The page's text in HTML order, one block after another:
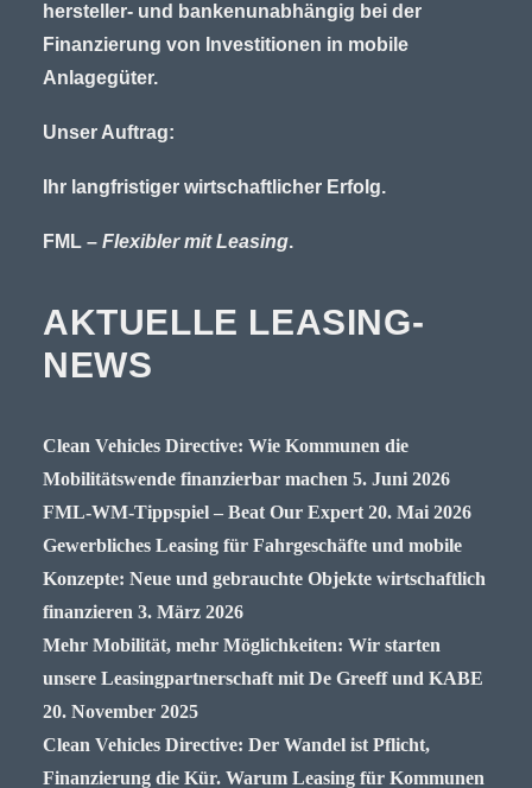
hersteller- und bankenunabhängig bei der
Finanzierung von Investitionen in mobile
Anlagegüter.
Unser Auftrag:
Ihr langfristiger wirtschaftlicher Erfolg.
FML – Flexibler mit Leasing.
AKTUELLE LEASING-
NEWS
Clean Vehicles Directive: Wie Kommunen die
Mobilitätswende finanzierbar machen 5. Juni 2026
FML-WM-Tippspiel – Beat Our Expert 20. Mai 2026
Gewerbliches Leasing für Fahrgeschäfte und mobile
Konzepte: Neue und gebrauchte Objekte wirtschaftlich
finanzieren 3. März 2026
Mehr Mobilität, mehr Möglichkeiten: Wir starten
unsere Leasingpartnerschaft mit De Greeff und KABE
20. November 2025
Clean Vehicles Directive: Der Wandel ist Pflicht,
Finanzierung die Kür. Warum Leasing für Kommunen